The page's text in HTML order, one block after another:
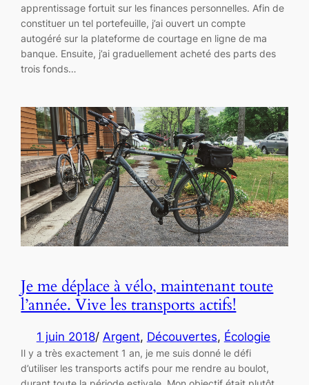
apprentissage fortuit sur les finances personnelles. Afin de
constituer un tel portefeuille, j’ai ouvert un compte
autogéré sur la plateforme de courtage en ligne de ma
banque. Ensuite, j’ai graduellement acheté des parts des
trois fonds…
Je me déplace à vélo, maintenant toute
l’année. Vive les transports actifs!
1 juin 2018/ Argent, Découvertes, Écologie
Il y a très exactement 1 an, je me suis donné le défi
d’utiliser les transports actifs pour me rendre au boulot,